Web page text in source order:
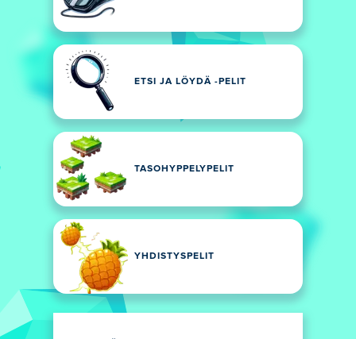
ETSI JA LÖYDÄ -PELIT
TASOHYPPELYPELIT
YHDISTYSPELIT